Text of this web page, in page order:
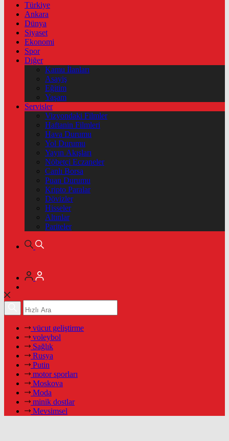
Türkiye
Ankara
Dünya
Siyaset
Ekonomi
Spor
Diğer
Kamu İlanları
Asayiş
Eğitim
Yaşam
Servisler
Vizyondaki Filmler
Haftanin Filmleri
Hava Durumu
Yol Durumu
Yayın Akışları
Nöbetçi Eczaneler
Canlı Borsa
Puan Durumu
Kripto Paralar
Dövizler
Hisseler
Altınlar
Pariteler
vücut geliştirme
voleybol
Sağlık
Rusya
Putin
motor sporları
Moskova
Moda
minik dostlar
Mevsimsel